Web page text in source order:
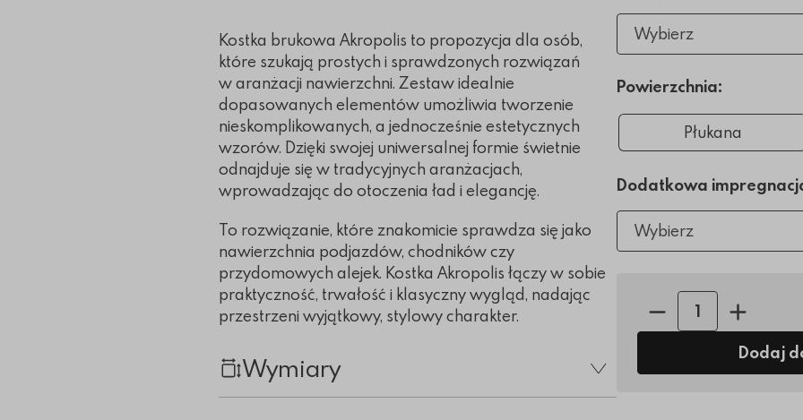
Wybierz
Powierzchnia:
Płukana
Dodatkowa
Wybierz
Ilość sztuk:
Dodaj
Kostka brukowa Akropolis to propozycja dla osób,
które szukają prostych i sprawdzonych rozwiązań
w aranżacji nawierzchni. Zestaw idealnie
dopasowanych elementów umożliwia tworzenie
nieskomplikowanych, a jednocześnie estetycznych
wzorów. Dzięki swojej uniwersalnej formie świetnie
odnajduje się w tradycyjnych aranżacjach,
wprowadzając do otoczenia ład i elegancję.
To rozwiązanie, które znakomicie sprawdza się jako
nawierzchnia podjazdów, chodników czy
przydomowych alejek. Kostka Akropolis łączy w sobie
praktyczność, trwałość i klasyczny wygląd, nadając
przestrzeni wyjątkowy, stylowy charakter.
Wymiary